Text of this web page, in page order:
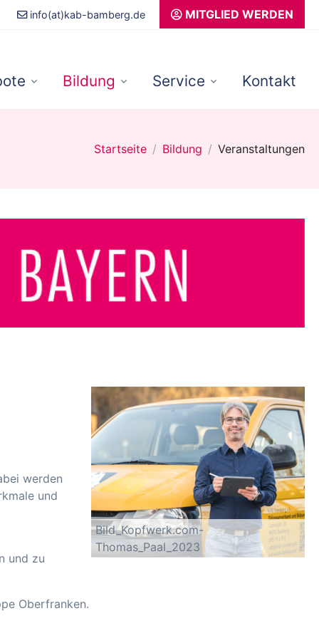
info(at)kab-bamberg.de MITGLIED WERDEN
Bildung Service Kontakt
Startseite Bildung Veranstaltungen
Bild_Kopfwerk.com-
Thomas_Paal_2023
werden
und
und zu
Oberfranken.